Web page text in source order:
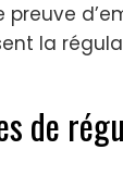
la
de